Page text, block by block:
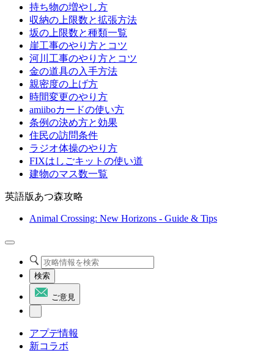
持ち物の増やし方
収納の上限数と拡張方法
坂の上限数と種類一覧
崖工事のやり方とコツ
河川工事のやり方とコツ
金の道具の入手方法
親密度の上げ方
時間変更のやり方
amiiboカードの使い方
条例の決め方と効果
住民の訪問条件
ラジオ体操のやり方
FIXはしごキットの使い道
建物のマス数一覧
英語版あつ森攻略
Animal Crossing: New Horizons - Guide & Tips
検索
ご意見
アプデ情報
新コラボ